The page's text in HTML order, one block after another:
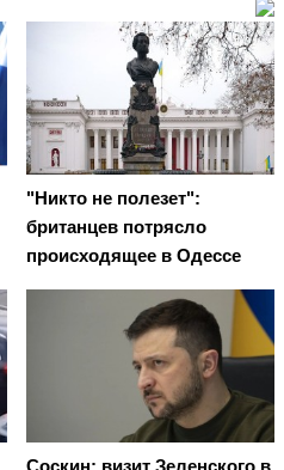
"Никто не полезет":
британцев потрясло
происходящее в Одессе